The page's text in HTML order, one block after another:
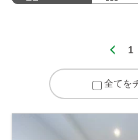
1
全てを